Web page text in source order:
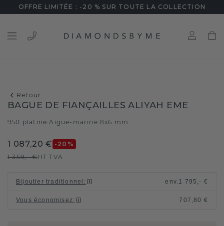
OFFRE LIMITÉE : -20 % SUR TOUTE LA COLLECTION
Retour
BAGUE DE FIANÇAILLES ALIYAH EME
950 platine /Aigue-marine 8x6 mm
1 087,20 € -20 %
1 359,- €HT TVA
Bijoutier traditionnel : env. 1 795,- €
Vous économisez: 707,80 €